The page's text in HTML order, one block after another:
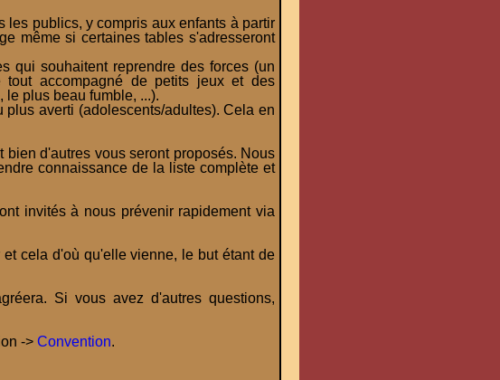
les publics, y compris aux enfants à partir
même si certaines tables s'adresseront
qui souhaitent reprendre des forces (un
accompagné de petits jeux et des
le plus beau fumble, ...).
averti (adolescents/adultes). Cela en
d'autres vous seront proposés. Nous
connaissance de la liste complète et
invités à nous prévenir rapidement via
cela d'où qu'elle vienne, le but étant de
Si vous avez d'autres questions,
-> Convention.